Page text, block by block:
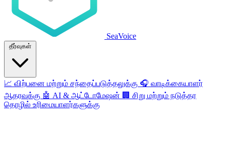
SeaVoice
தீர்வுகள்
📈 விற்பனை மற்றும் சந்தைப்படுத்தலுக்கு 🎧 வாடிக்கையாளர்
ஆதரவுக்கு 🤖 AI & ஆட்டோமேஷன் 🏢 சிறு மற்றும் நடுத்தர
தொழில் உரிமையாளர்களுக்கு